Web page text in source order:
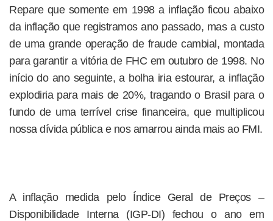
Repare que somente em 1998 a inflação ficou abaixo
da inflação que registramos ano passado, mas a custo
de uma grande operação de fraude cambial, montada
para garantir a vitória de FHC em outubro de 1998. No
início do ano seguinte, a bolha iria estourar, a inflação
explodiria para mais de 20%, tragando o Brasil para o
fundo de uma terrível crise financeira, que multiplicou
nossa dívida pública e nos amarrou ainda mais ao FMI.
A inflação medida pelo Índice Geral de Preços –
Disponibilidade Interna (IGP-DI) fechou o ano em